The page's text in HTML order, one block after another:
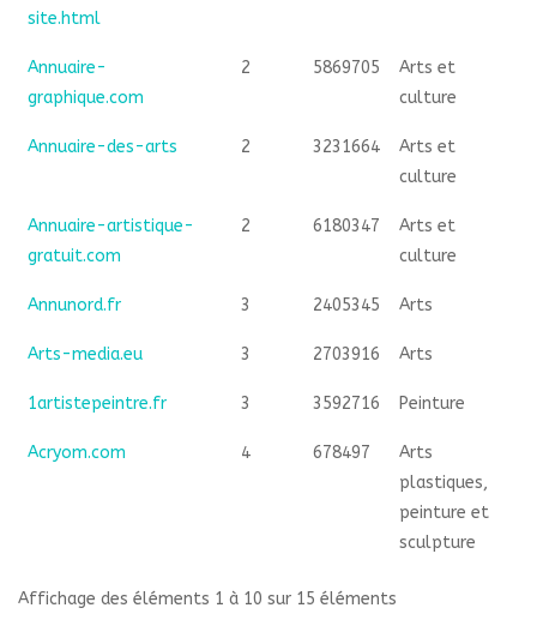
site.html
Annuaire-
graphique.com
2 5869705
Arts et
culture
Annuaire-des-arts 2 3231664
Arts et
culture
Annuaire-artistique-
gratuit.com
2 6180347
Arts et
culture
Annunord.fr 3 2405345 Arts
Arts-media.eu 3 2703916 Arts
1artistepeintre.fr 3 3592716 Peinture
Acryom.com 4 678497
Arts
plastiques,
peinture et
sculpture
Affichage des éléments 1 à 10 sur 15 éléments